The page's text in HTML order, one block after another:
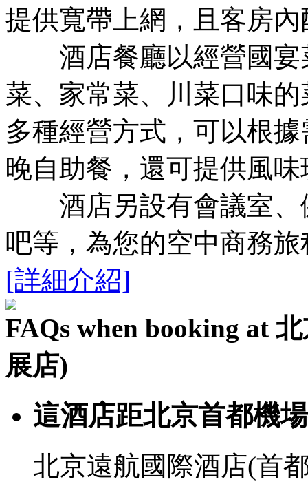
提供寬帶上網，且客房
酒店餐廳以經營國宴
菜、家常菜、川菜口味
多種經營方式，可以根
晚自助餐，還可提供風
酒店另設有會議室、
吧等，為您的空中商務
[詳細介紹]
FAQs when booking at
展店)
這酒店距北京首都機
北京遠航國際酒店(首